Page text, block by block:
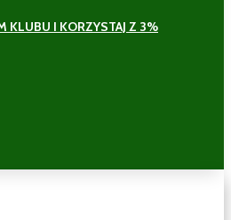
KLUBU I KORZYSTAJ Z 3%